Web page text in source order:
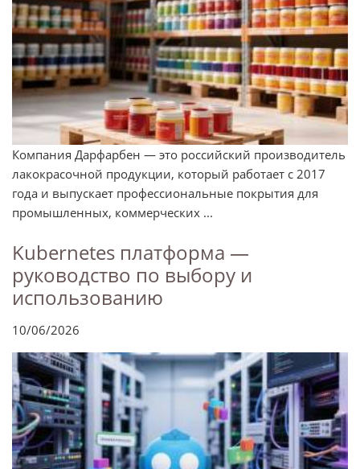
Компания Дарфарбен — это российский производитель
лакокрасочной продукции, который работает с 2017
года и выпускает профессиональные покрытия для
промышленных, коммерческих ...
Kubernetes платформа —
руководство по выбору и
использованию
10/06/2026